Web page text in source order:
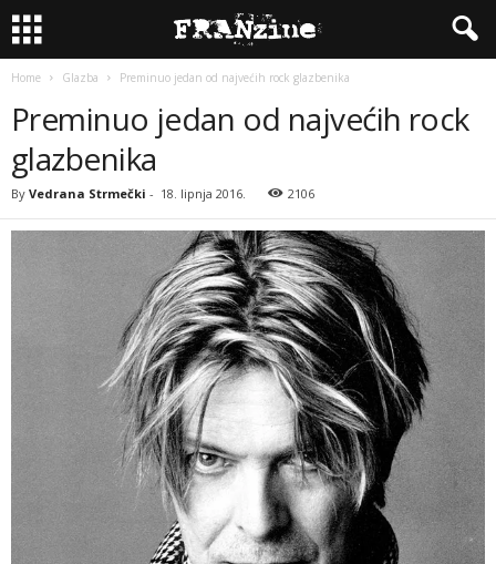
Home Glazba Preminuo jedan od najvećih rock glazbenika
Preminuo jedan od najvećih rock
glazbenika
By Vedrana Strmečki - 18. lipnja 2016. 2106